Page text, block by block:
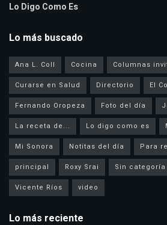
Lo Digo Como Es
Lo más buscado
Ana L. Coll Cocina
Columnas
Curarse en Salud
Directorio
El
Fernando Oropeza
Foto del día
La receta de...
Lo digo como es
Mi Sonora
Notitas del día
Para
principal
Roxy Srai Sin categoría
Vicente Ríos
video
Lo más reciente